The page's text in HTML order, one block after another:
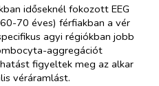
időseknél fokozott EEG
70 éves) férfiakban a vér
agyi régiókban jobb
aggregációt
figyeltek meg az alkar
véráramlást.